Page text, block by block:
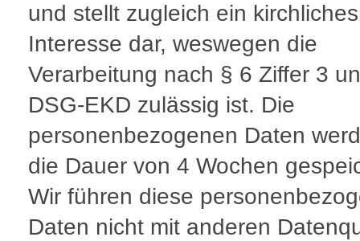
und stellt zugleich ein kirchliches
Interesse dar, weswegen die
Verarbeitung nach § 6 Ziffer 3
DSG-EKD zulässig ist. Die
personenbezogenen Daten
die Dauer von 4 Wochen
Wir führen diese
Daten nicht mit anderen